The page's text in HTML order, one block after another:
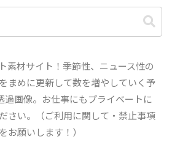
素材サイト！季節性、ニュース性の
まめに更新して数を増やしていく予
過画像。お仕事にもプライベートに
さい。（ご利用に関して・禁止事項
お願いします！）